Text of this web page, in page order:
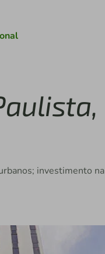
investimento na